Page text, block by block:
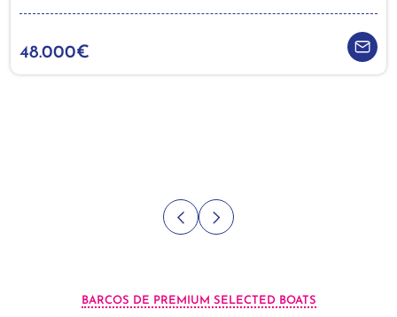
48.000€
BARCOS DE PREMIUM SELECTED BOATS